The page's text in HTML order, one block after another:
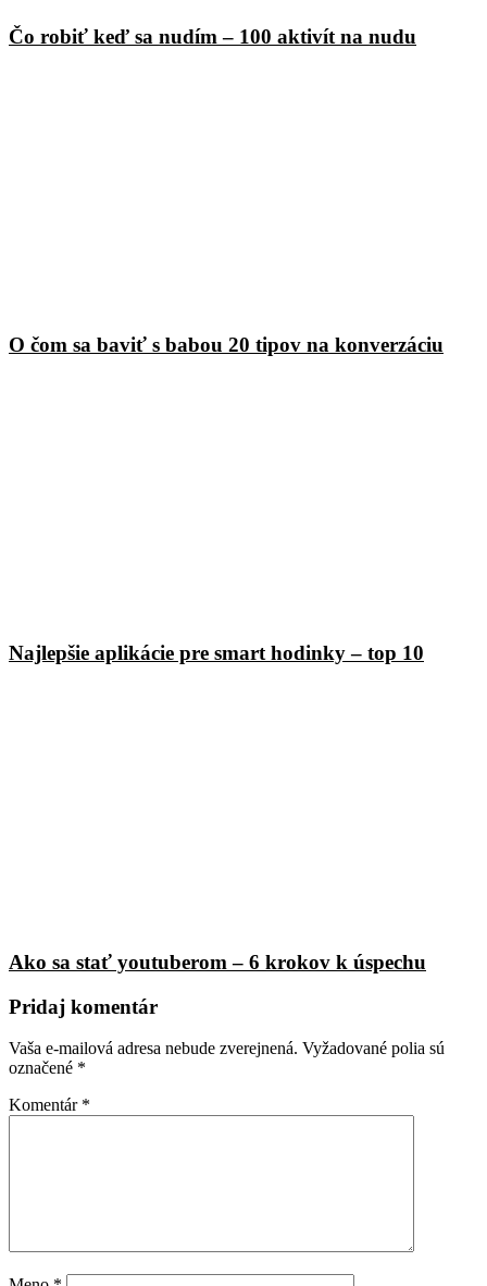
Čo robiť keď sa nudím – 100 aktivít na nudu
O čom sa baviť s babou 20 tipov na konverzáciu
Najlepšie aplikácie pre smart hodinky – top 10
Ako sa stať youtuberom – 6 krokov k úspechu
Pridaj komentár
Vaša e-mailová adresa nebude zverejnená. Vyžadované polia sú
označené *
Komentár *